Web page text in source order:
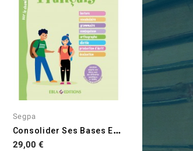
Segpa
C
Onsolider Ses Bases En...
Prix
29,00 €